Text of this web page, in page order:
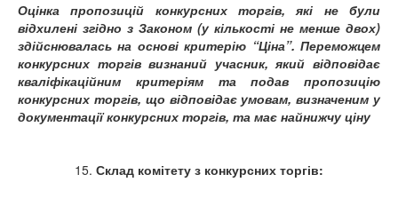
Оцінка пропозицій конкурсних торгів, які не були
відхилені згідно з Законом (у кількості не менше двох)
здійснювалась на основі критерію “Ціна”. Переможцем
конкурсних торгів визнаний учасник, який відповідає
кваліфікаційним критеріям та подав пропозицію
конкурсних торгів, що відповідає умовам, визначеним у
документації конкурсних торгів, та має найнижчу ціну
15. Склад комітету з конкурсних торгів: